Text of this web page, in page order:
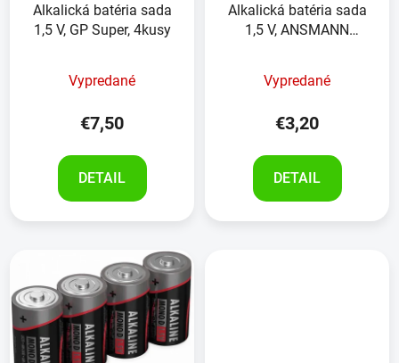
Alkalická batéria sada
1,5 V, GP Super, 4kusy
Vypredané
€7,50
DETAIL
Alkalická batéria sada
1,5 V, ANSMANN
Vypredané
€3,20
DETAIL